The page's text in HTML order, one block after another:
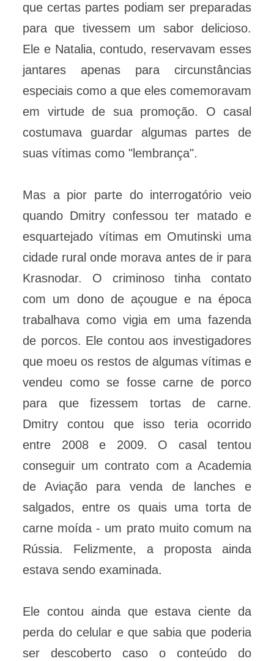
que certas partes podiam ser preparadas
para que tivessem um sabor delicioso.
Ele e Natalia, contudo, reservavam esses
jantares apenas para circunstâncias
especiais como a que eles comemoravam
em virtude de sua promoção. O casal
costumava guardar algumas partes de
suas vítimas como "lembrança".
Mas a pior parte do interrogatório veio
quando Dmitry confessou ter matado e
esquartejado vítimas em Omutinski uma
cidade rural onde morava antes de ir para
Krasnodar. O criminoso tinha contato
com um dono de açougue e na época
trabalhava como vigia em uma fazenda
de porcos. Ele contou aos investigadores
que moeu os restos de algumas vítimas e
vendeu como se fosse carne de porco
para que fizessem tortas de carne.
Dmitry contou que isso teria ocorrido
entre 2008 e 2009. O casal tentou
conseguir um contrato com a Academia
de Aviação para venda de lanches e
salgados, entre os quais uma torta de
carne moída - um prato muito comum na
Rússia. Felizmente, a proposta ainda
estava sendo examinada.
Ele contou ainda que estava ciente da
perda do celular e que sabia que poderia
ser descoberto caso o conteúdo do